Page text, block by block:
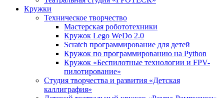
Кружки
Техническое творчество
Мастерская робототехники
Кружок Lego WeDo 2.0
Scratch программирование для детей
Кружок по программированию на Python
Кружок «Беспилотные технологии и FPV-
пилотирование»
Студия творчества и развития «Детская
каллиграфия»